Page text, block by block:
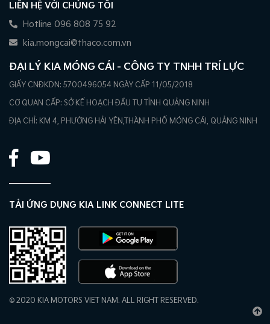
LIÊN HỆ VỚI CHÚNG TÔI
Hotline 096 808 75 92
kia.mongcai@thaco.com.vn
ĐẠI LÝ KIA MÓNG CÁI - CÔNG TY TNHH TRÍ LỰC
GIẤY CNĐKDN: 5700496054 NGÀY CẤP 11/05/2018
CƠ QUAN CẤP: SỞ KẾ HOẠCH ĐẦU TƯ TỈNH QUẢNG NINH
ĐỊA CHỈ: KM 4, PHƯỜNG HẢI YÊN,THÀNH PHỐ MÓNG CÁI, QUẢNG NINH
TẢI ỨNG DỤNG KIA LINK CONNECT LITE
© 2020 KIA MOTORS VIET NAM. ALL RIGHT RESERVED.